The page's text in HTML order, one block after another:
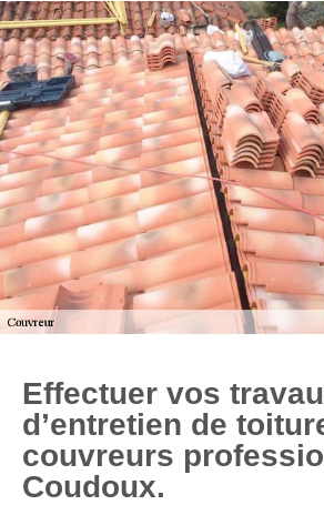
Effectuer vos
d’entretien de
couvreurs
Coudoux.